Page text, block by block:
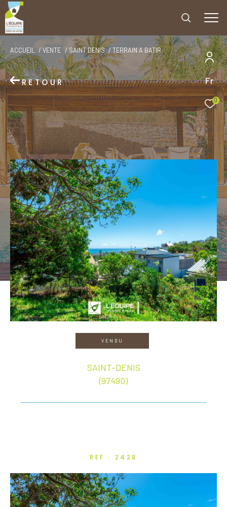
Fr
0
ACCUEIL VENTE SAINT DENIS TERRAIN A BATIR
RETOUR
VENDU
SAINT-DENIS
(97490)
REF : 2428